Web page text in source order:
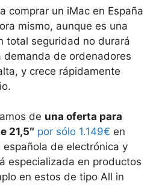
comprar un iMac en España
mismo, aunque es una
total seguridad no durará
demanda de ordenadores
y crece rápidamente
de una oferta para
21,5″ por sólo 1.149€ en
de electrónica y
especializada en productos
en estos de tipo All in